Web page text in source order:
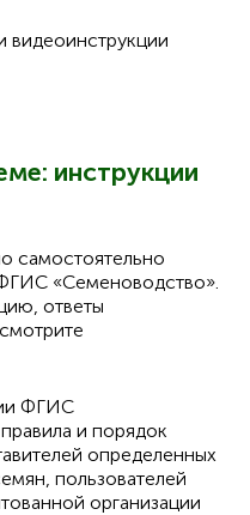
видеоинструкции
инструкции
самостоятельно
«Семеноводство».
ответы
ФГИС
и порядок
определенных
пользователей
организации